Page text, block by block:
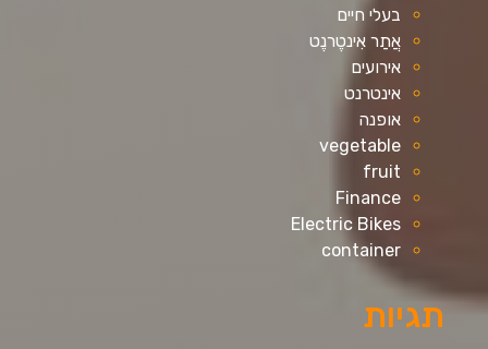
בעלי חיים
אֲתַר אִינטֶרנֶט
אירועים
אינטרנט
אופנה
vegetable
fruit
Finance
Electric Bikes
container
תגיות